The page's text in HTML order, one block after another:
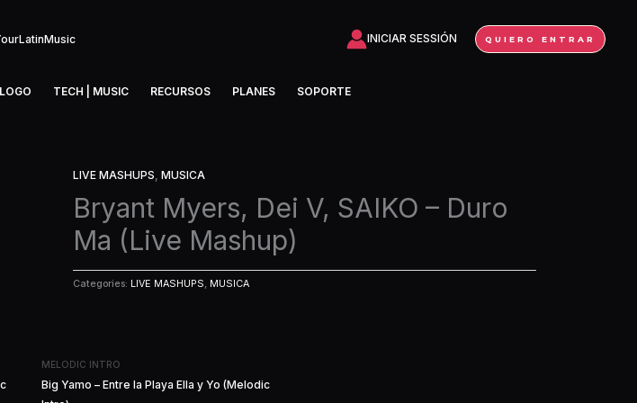
INICIAR SESSIÓN QUIERO ENTRAR
TECH | MUSIC RECURSOS PLANES SOPORTE
LIVE MASHUPS, MUSICA
Bryant Myers, Dei V, SAIKO – Duro
Ma (Live Mashup)
Categories: LIVE MASHUPS, MUSICA
MELODIC INTRO
Big Yamo – Entre la Playa Ella y Yo (Melodic